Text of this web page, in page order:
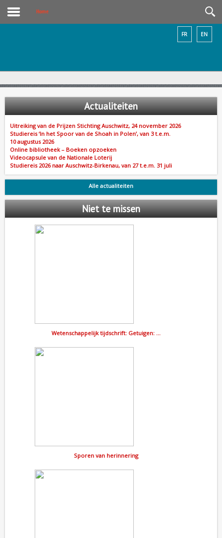
Home
EN
FR
Actualiteiten
Uitreiking van de Prijzen Stichting Auschwitz, 24 november 2026
Studiereis ‘In het Spoor van de Shoah in Polen’, van 3 t.e.m.
10 augustus 2026
Online bibliotheek – Boeken opzoeken
Videocapsule van de Nationale Loterij
Studiereis 2026 naar Auschwitz-Birkenau, van 27 t.e.m. 31 juli
Alle actualiteiten
Niette missen
Wetenschappelijk tijdschrift: Getuigen: …
Sporen van herinnering